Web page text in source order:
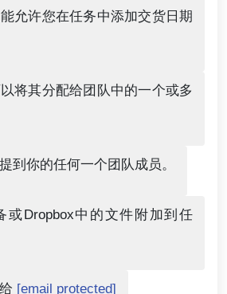
允许您在任务中添加交货日期
将其分配给团队中的一个或多
到你的任何一个团队成员。
或Dropbox中的文件附加到任
[email protected]